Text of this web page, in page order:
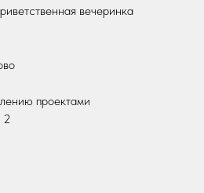
вечеринка
проектами
2